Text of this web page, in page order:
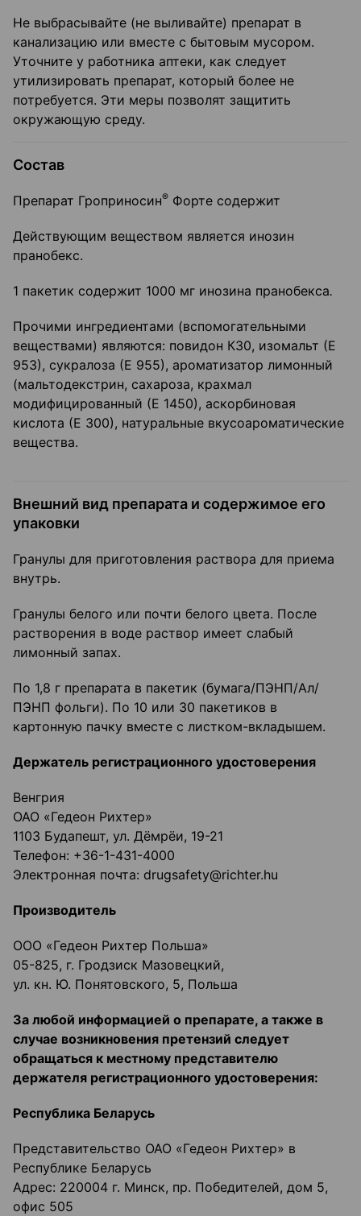
Не выбрасывайте (не выливайте) препарат в
канализацию или вместе с бытовым мусором.
Уточните у работника аптеки, как следует
утилизировать препарат, который более не
потребуется. Эти меры позволят защитить
окружающую среду.
Состав
Препарат Гроприносин® Форте содержит
Действующим веществом является инозин
пранобекс.
1 пакетик содержит 1000 мг инозина пранобекса.
Прочими ингредиентами (вспомогательными
веществами) являются: повидон К30, изомальт (Е
953), сукралоза (Е 955), ароматизатор лимонный
(мальтодекстрин, сахароза, крахмал
модифицированный (Е 1450), аскорбиновая
кислота (Е 300), натуральные вкусоароматические
вещества.
Внешний вид препарата и содержимое его
упаковки
Гранулы для приготовления раствора для приема
внутрь.
Гранулы белого или почти белого цвета. После
растворения в воде раствор имеет слабый
лимонный запах.
По 1,8 г препарата в пакетик (бумага/ПЭНП/Ал/
ПЭНП фольги). По 10 или 30 пакетиков в
картонную пачку вместе с листком-вкладышем.
Держатель регистрационного удостоверения
Венгрия
ОАО «Гедеон Рихтер»
1103 Будапешт, ул. Дёмрёи, 19-21
Телефон: +36-1-431-4000
Электронная почта: drugsafety@richter.hu
Производитель
ООО «Гедеон Рихтер Польша»
05-825, г. Гродзиск Мазовецкий,
ул. кн. Ю. Понятовского, 5, Польша
За любой информацией о препарате, а также в
случае возникновения претензий следует
обращаться к местному представителю
держателя регистрационного удостоверения:
Республика Беларусь
Представительство ОАО «Гедеон Рихтер» в
Республике Беларусь
Адрес: 220004 г. Минск, пр. Победителей, дом 5,
офис 505